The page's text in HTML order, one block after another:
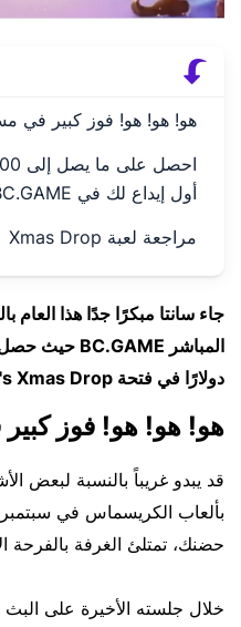
هو! هو! هو! فوز كبير في
أول إيداع لك في BC.GAME
مراجعة لعبة Xmas Drop
جاء سانتا مبكرًا جدًا هذا العام
دولارًا في فتحة Hacksaw's Xmas Drop.
هو! هو! هو! فوز كبير
قد يبدو غريباً بالنسبة لبعض
بألعاب الكريسماس في
حضنك، تمتلئ الغرفة بالفرحة
خلال جلسته الأخيرة على البث